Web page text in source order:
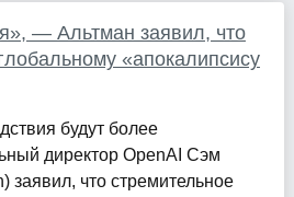
— Альтман заявил, что
«апокалипсису
будут более
директор OpenAI Сэм
заявил, что стремительное